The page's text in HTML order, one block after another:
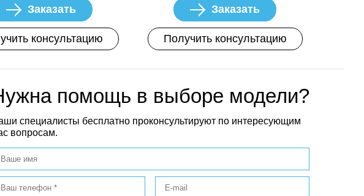
Заказать
консультацию
Заказать
Получить консультацию
помощь в выборе модели?
специалисты бесплатно проконсультируют по интересующим
вопросам.